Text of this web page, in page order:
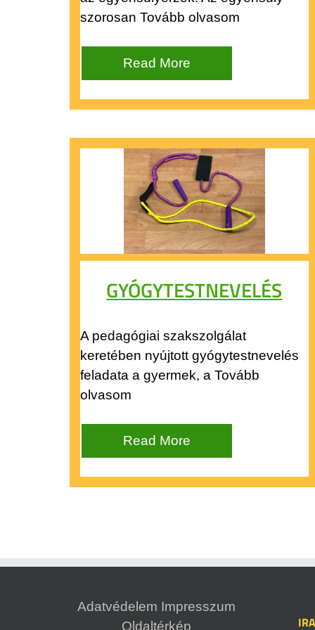
szorosan Tovább olvasom
Read More
GYÓGYTESTNEVELÉS
A pedagógiai szakszolgálat
keretében nyújtott gyógytestnevelés
feladata a gyermek, a Tovább
olvasom
Read More
Adatvédelem Impresszum
Oldaltérkép